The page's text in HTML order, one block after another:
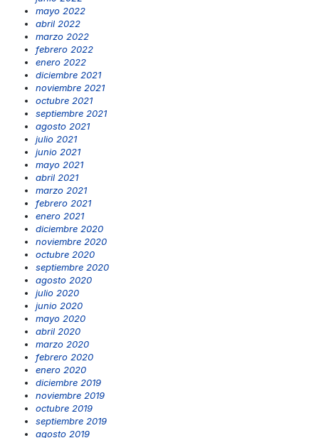
mayo 2022
abril 2022
marzo 2022
febrero 2022
enero 2022
diciembre 2021
noviembre 2021
octubre 2021
septiembre 2021
agosto 2021
julio 2021
junio 2021
mayo 2021
abril 2021
marzo 2021
febrero 2021
enero 2021
diciembre 2020
noviembre 2020
octubre 2020
septiembre 2020
agosto 2020
julio 2020
junio 2020
mayo 2020
abril 2020
marzo 2020
febrero 2020
enero 2020
diciembre 2019
noviembre 2019
octubre 2019
septiembre 2019
agosto 2019